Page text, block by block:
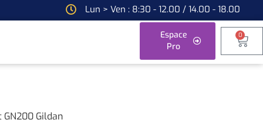
Lun > Ven : 8:30 - 12.00 / 14.00 - 18.00
Espace
Pro
0
Gildan